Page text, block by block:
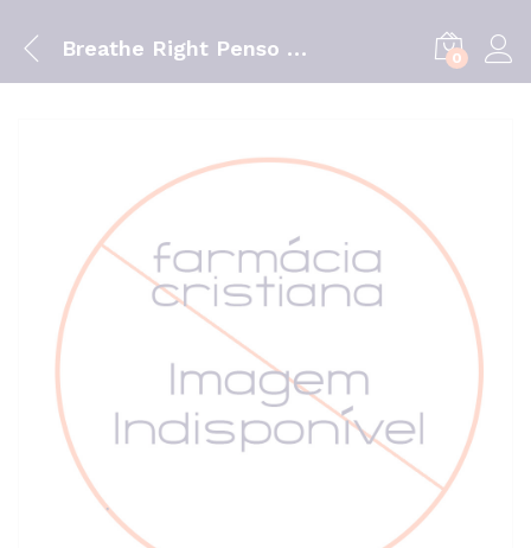
Breathe Right Penso Nasal Grd X 30 0